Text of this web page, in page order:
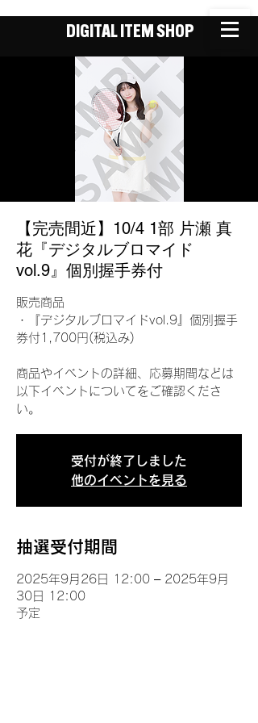
DIGITAL ITEM SHOP
【完売間近】10/4 1部 片瀬 真
花『デジタルブロマイド
vol.9』個別握手券付
販売商品
・『デジタルブロマイドvol.9』個別握手
券付1,700円(税込み)
商品やイベントの詳細、応募期間などは
以下イベントについてをご確認くださ
い。
受付が終了しました
他のイベントを見る
抽選受付期間
2025年9月26日 12:00 – 2025年9月
30日 12:00
予定